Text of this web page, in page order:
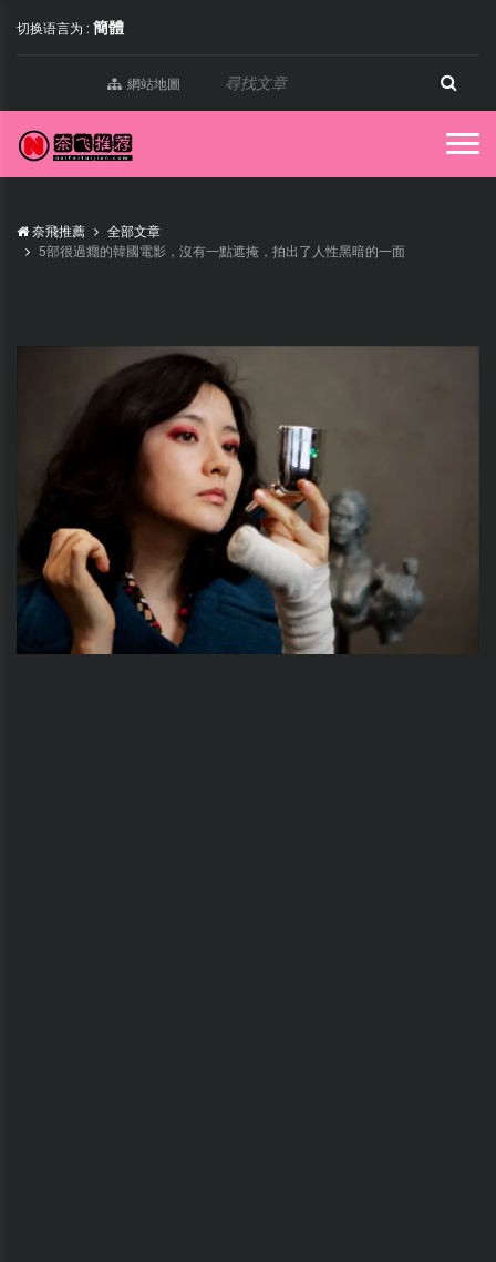
切换语言为 : 簡體
網站地圖
奈飛推薦
全部文章
5部很過癮的韓國電影，沒有一點遮掩，拍出了人性黑暗的一面